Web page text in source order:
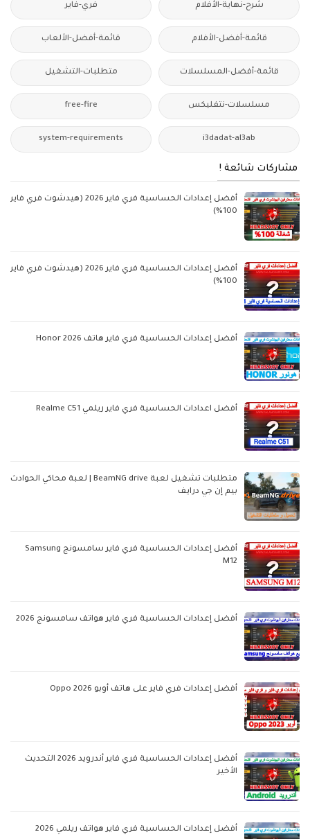
شرح-نهاية-الأفلام فري-فاير
قائمة-أفضل-الأفلام قائمة-أفضل-الألعاب
قائمة-أفضل-المسلسلات متطلبات-التشغيل
مسلسلات-نتفليكس free-fire
i3dadat-al3ab
system-requirements
مشاركات شائعة !
أفضل إعدادات الحساسية فري فاير 2026 (هيدشوت فري فاير
100%)
أفضل إعدادات الحساسية فري فاير 2026 (هيدشوت فري فاير
100%)
أفضل إعدادات الحساسية فري فاير هاتف Honor 2026
أفضل اعدادات الحساسية فري فاير ريلمي Realme C51
متطلبات تشغيل لعبة BeamNG drive | لعبة محاكي الحوادث
بيم إن جي درايف
أفضل إعدادات الحساسية فري فاير سامسونج Samsung
M12
أفضل إعدادات الحساسية فري فاير هواتف سامسونج 2026
أفضل إعدادات فري فاير على هاتف أوبو Oppo 2026
أفضل إعدادات الحساسية فري فاير أندرويد 2026 التحديث
الأخير
أفضل إعدادات الحساسية فري فاير هواتف ريلمي 2026